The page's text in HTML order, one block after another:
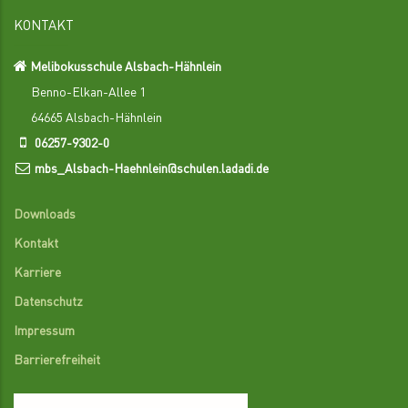
KONTAKT
Melibokusschule Alsbach-Hähnlein
Benno-Elkan-Allee 1
64665 Alsbach-Hähnlein
06257-9302-0
mbs_Alsbach-Haehnlein@schulen.ladadi.de
Downloads
Kontakt
Karriere
Datenschutz
Impressum
Barrierefreiheit